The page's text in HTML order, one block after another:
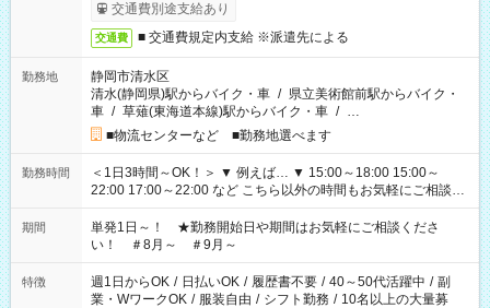
交通費別途支給あり
交通費 ■ 交通費規定内支給 ※派遣先による
勤務地
静岡市清水区
清水(静岡県)駅からバイク・車 / 県立美術館前駅からバイク・
車 / 草薙(東海道本線)駅からバイク・車 / …
■物流センターなど ■勤務地選べます
勤務時間
＜1日3時間～OK！＞ ▼ 例えば… ▼ 15:00～18:00 15:00～
22:00 17:00～22:00 など こちら以外の時間もお気軽にご相談く
ださい！
期間
単発1日～！ ★勤務開始日や期間はお気軽にご相談くださ
い！ ＃8月～ ＃9月～
特徴 週1日からOK / 日払いOK / 履歴書不要 / 40～50代活躍中 / 副
業・WワークOK / 服装自由 / シフト勤務 / 10名以上の大量募